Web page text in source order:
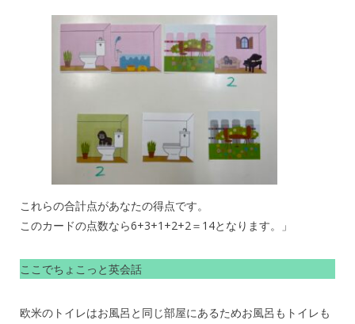
これらの合計点があなたの得点です。
このカードの点数なら6+3+1+2+2＝14となります。」
ここでちょこっと英会話
欧米のトイレはお風呂と同じ部屋にあるためお風呂もトイレも